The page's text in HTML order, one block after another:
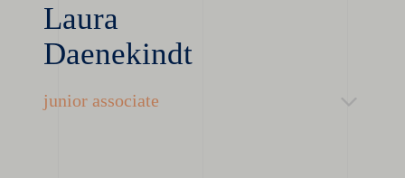
Laura
Daenekindt
junior associate